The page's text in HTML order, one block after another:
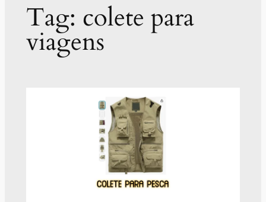
Tag: colete para
viagens